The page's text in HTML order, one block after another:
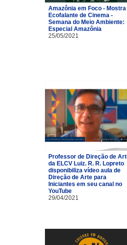
Amazônia em Foco - Mostra
Ecofalante de Cinema -
Semana do Meio Ambiente:
Especial Amazônia
25/05/2021
Professor de Direção de
da ELCV Luiz. R. R. Lopreto
disponibiliza vídeo aula de
Direção de Arte para
Iniciantes em seu canal no
YouTube
29/04/2021